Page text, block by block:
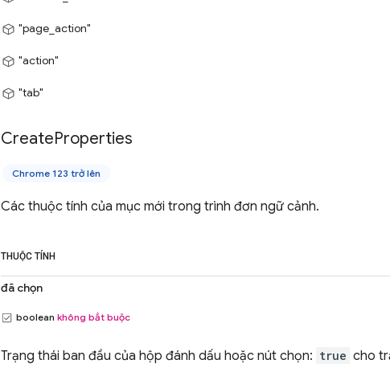
"page_action"
"action"
"tab"
CreateProperties
Chrome 123 trở lên
Các thuộc tính của mục mới trong trình đơn ngữ cảnh.
THUỘC TÍNH
đã chọn
boolean không bắt buộc
Trạng thái ban đầu của hộp đánh dấu hoặc nút chọn: true cho